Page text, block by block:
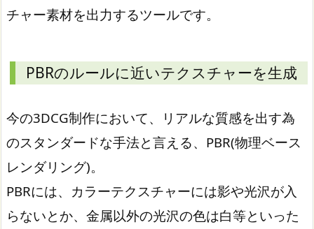
チャー素材を出力するツールです。
PBRのルールに近いテクスチャーを生成
今の3DCG制作において、リアルな質感を出す為
のスタンダードな手法と言える、PBR(物理ベース
レンダリング)。
PBRには、カラーテクスチャーには影や光沢が入
らないとか、金属以外の光沢の色は白等といった